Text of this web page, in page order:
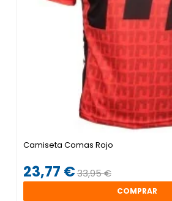
Camiseta Comas Rojo
23,77 €33,95 €
COMPRAR